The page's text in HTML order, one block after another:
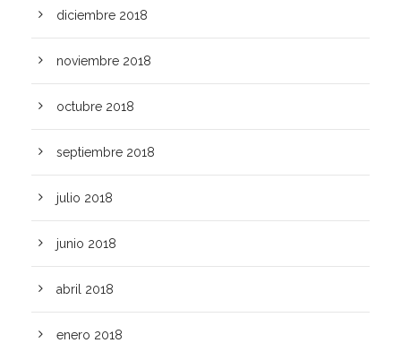
diciembre 2018
noviembre 2018
octubre 2018
septiembre 2018
julio 2018
junio 2018
abril 2018
enero 2018